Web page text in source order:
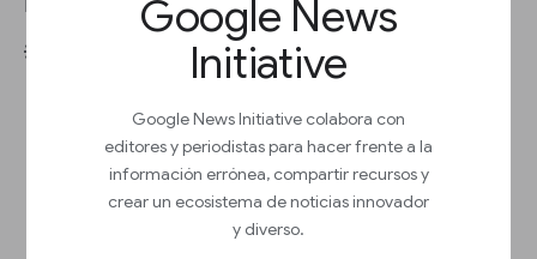
Google News
Initiative
Google News Initiative colabora con
editores y periodistas para hacer frente a la
información errónea, compartir recursos y
crear un ecosistema de noticias innovador
y diverso.
ingresos por usuario es 10 $.
💡Prácticas recomendadas:
Usa un sistema de precios dinámico; por
ejemplo, ofrece una promoción a quienes
interactúen menos
Ofrecevarias suscripciones
Estima el promedio de ingresos por
usuario (ARPU) preguntando a tu